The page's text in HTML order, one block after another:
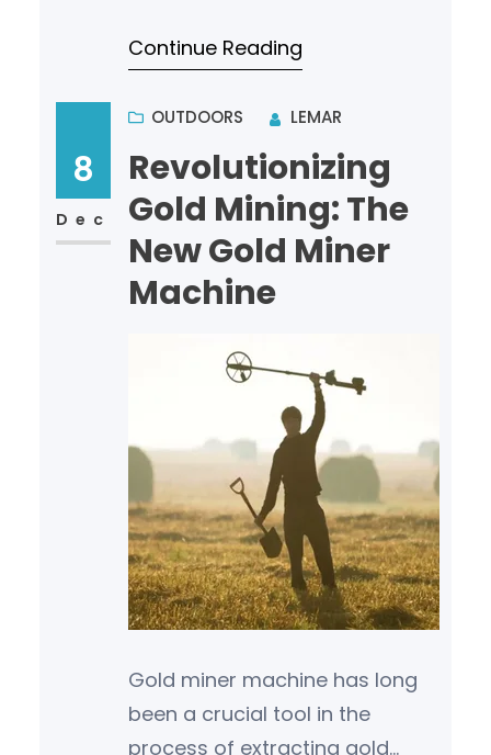
become valuable tools for
history….
Continue Reading
8
Dec
OUTDOORS LEMAR
Revolutionizing
Gold Mining: The
New Gold Miner
Machine
Gold miner machine has long
been a crucial tool in the
process of extracting gold